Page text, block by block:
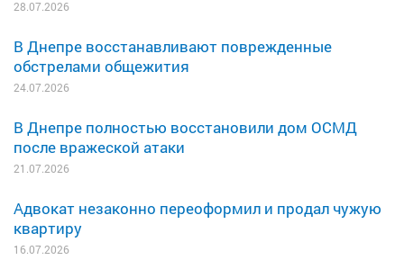
28.07.2026
В Днепре восстанавливают поврежденные
обстрелами общежития
24.07.2026
В Днепре полностью восстановили дом ОСМД
после вражеской атаки
21.07.2026
Адвокат незаконно переоформил и продал чужую
квартиру
16.07.2026